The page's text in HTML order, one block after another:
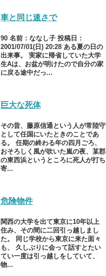
車と同じ速さで
90 名前：ななし子 投稿日：
2001/07/01(日) 20:28 ある夏の日の
出来事。 実家に帰省していた大学
生Aは、お盆が明けたので自分の家
に戻る途中だっ...
巨大な死体
その昔、藤原信通という人が常陸守
として任国にいたときのことであ
る。 任期の終わる年の四月ごろ、
おそろしく風が吹いた嵐の夜、某郡
の東西浜というところに死人が打ち
寄...
危険物件
関西の大学を出て東京に10年以上
住み、その間に二回引っ越しまし
た。 同じ学校から東京に来た面々
も、 久しぶりに会って話すとたい
てい一度は引っ越しをしていて、
物...